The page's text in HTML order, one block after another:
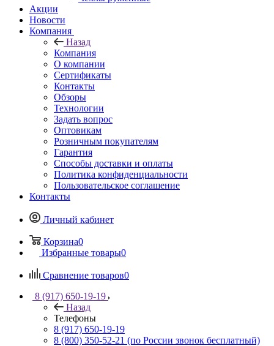
Акции
Новости
Компания
Назад
Компания
О компании
Сертификаты
Контакты
Обзоры
Технологии
Задать вопрос
Оптовикам
Розничным покупателям
Гарантия
Способы доставки и оплаты
Политика конфиденциальности
Пользовательское соглашение
Контакты
Личный кабинет
Корзина0
Избранные товары0
Сравнение товаров0
8 (917) 650-19-19
Назад
Телефоны
8 (917) 650-19-19
8 (800) 350-52-21 (по России звонок бесплатный)